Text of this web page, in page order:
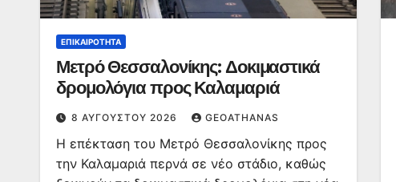
ΕΠΙΚΑΙΡΌΤΗΤΑ
Μετρό Θεσσαλονίκης: Δοκιμαστικά
δρομολόγια προς Καλαμαριά
8 ΑΥΓΟΎΣΤΟΥ 2026 GEOATHANAS
Η επέκταση του Μετρό Θεσσαλονίκης προς
την Καλαμαριά περνά σε νέο στάδιο, καθώς